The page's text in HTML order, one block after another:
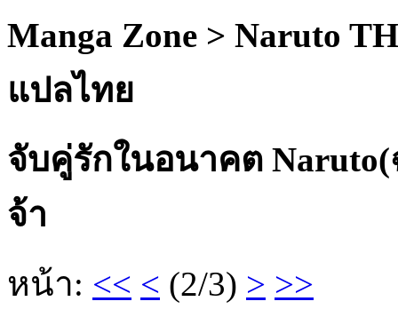
Manga Zone > Naruto
แปลไทย
จับคู่รักในอนาคต
จ้า
หน้า: << < (2/3) > >>